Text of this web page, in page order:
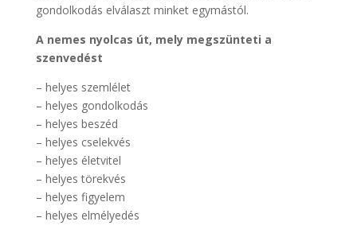
gondolkodás elválaszt minket egymástól.
A nemes nyolcas út, mely megszünteti a
szenvedést
– helyes szemlélet
– helyes gondolkodás
– helyes beszéd
– helyes cselekvés
– helyes életvitel
– helyes törekvés
– helyes figyelem
– helyes elmélyedés